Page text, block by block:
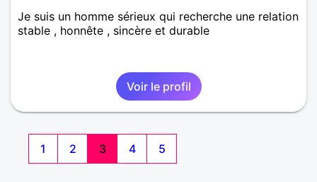
Je suis un homme sérieux qui recherche une relation
stable , honnête , sincère et durable
Voir le profil
1 2 3 4 5